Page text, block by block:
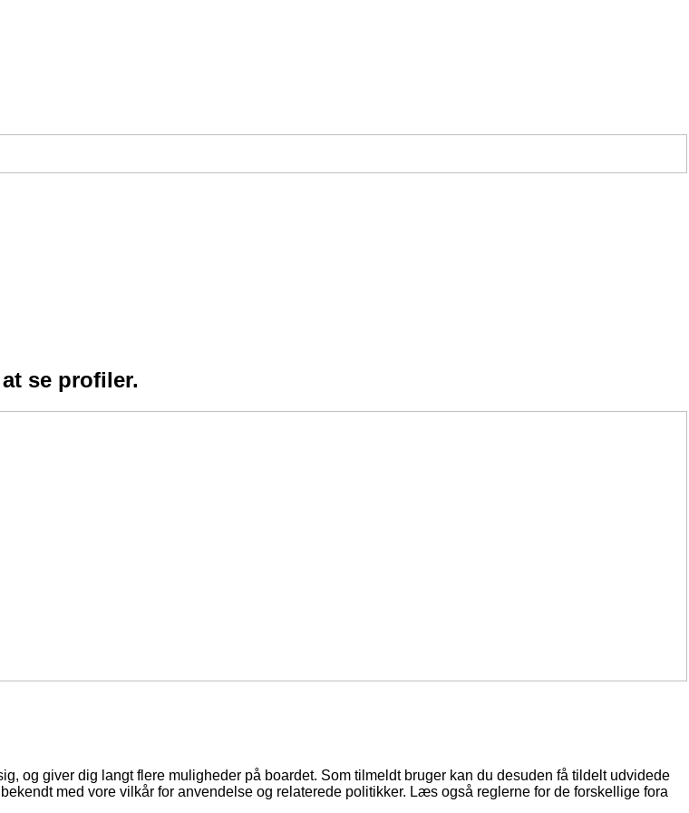
se profiler.
og giver dig langt flere muligheder på boardet. Som tilmeldt bruger kan du desuden få tildelt udvidede
med vore vilkår for anvendelse og relaterede politikker. Læs også reglerne for de forskellige fora